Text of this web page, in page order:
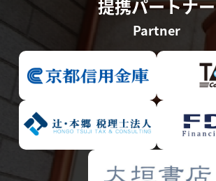
提携パートナー
Partner